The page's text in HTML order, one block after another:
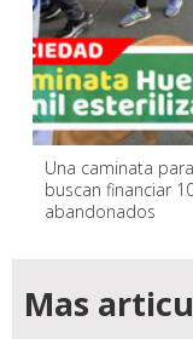
Una caminata
buscan financiar
abandonados
Mas